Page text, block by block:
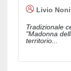
Livio
Tradizionale
"Madonna
territorio...